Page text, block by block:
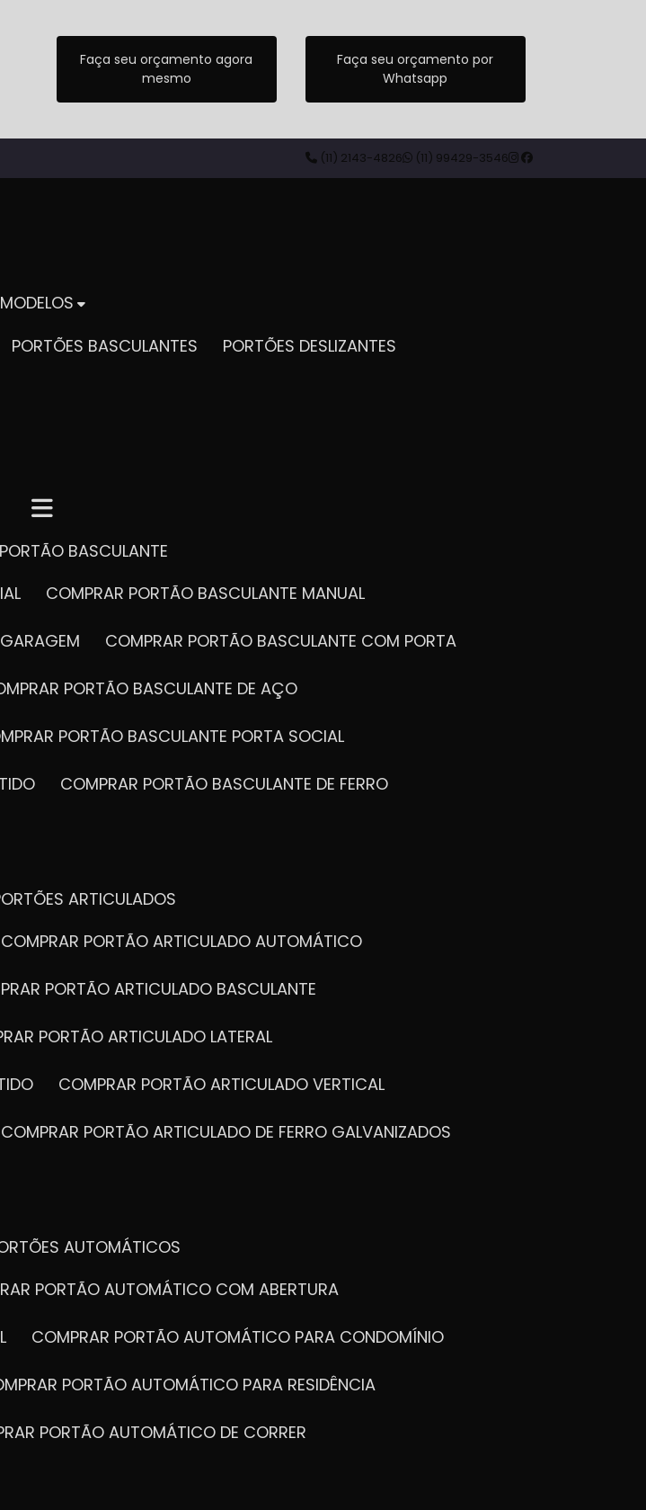
Faça seu orçamento agora
mesmo
Faça seu orçamento por
Whatsapp
(11) 2143-4826 (11) 99429-3546
MODELOS
PORTÕES BASCULANTES PORTÕES DESLIZANTES
PORTÃO BASCULANTE
COMPRAR PORTÃO BASCULANTE MANUAL
COMPRAR PORTÃO BASCULANTE COM PORTA
PORTÃO BASCULANTE DE AÇO
PORTÃO BASCULANTE PORTA SOCIAL
COMPRAR PORTÃO BASCULANTE DE FERRO
ARTICULADOS
COMPRAR PORTÃO ARTICULADO AUTOMÁTICO
PORTÃO ARTICULADO BASCULANTE
PORTÃO ARTICULADO LATERAL
COMPRAR PORTÃO ARTICULADO VERTICAL
COMPRAR PORTÃO ARTICULADO DE FERRO GALVANIZADOS
AUTOMÁTICOS
PORTÃO AUTOMÁTICO COM ABERTURA
COMPRAR PORTÃO AUTOMÁTICO PARA CONDOMÍNIO
PORTÃO AUTOMÁTICO PARA RESIDÊNCIA
PORTÃO AUTOMÁTICO DE CORRER